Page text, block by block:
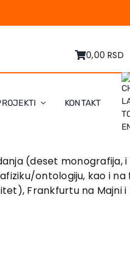
0,00 RSD
KONTAKT
(deset monografija,
ontologiju, kao i na
Frankfurtu na Majni i